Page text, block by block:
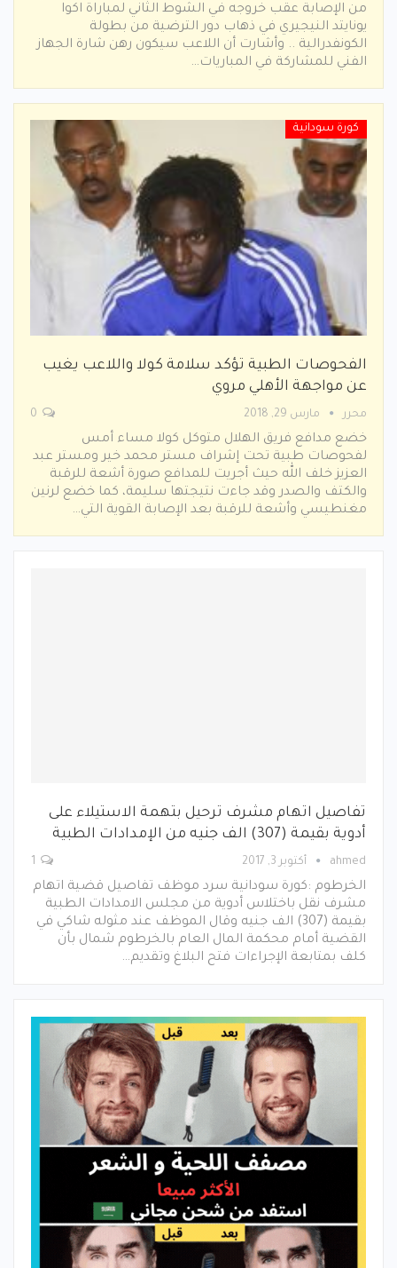
من الإصابة عقب خروجه في الشوط الثاني لمباراة اكوا
يونايتد النيجيري في ذهاب دور الترضية من بطولة
الكونفدرالية .. وأشارت أن اللاعب سيكون رهن شارة الجهاز
الفني للمشاركة في المباريات…
كورة سودانية
الفحوصات الطبية تؤكد سلامة كولا واللاعب يغيب
عن مواجهة الأهلي مروي
محرر مارس 29, 2018
خضع مدافع فريق الهلال متوكل كولا مساء أمس
لفحوصات طبية تحت إشراف مستر محمد خير ومستر عبد
العزيز خلف الله حيث أجريت للمدافع صورة أشعة للرقبة
والكتف والصدر وقد جاءت نتيجتها سليمة، كما خضع لرنين
مغنطيسي وأشعة للرقبة بعد الإصابة القوية التي…
تفاصيل اتهام مشرف ترحيل بتهمة الاستيلاء على
أدوية بقيمة (307) الف جنيه من الإمدادات الطبية
ahmed أكتوبر 3, 2017
الخرطوم :كورة سودانية سرد موظف تفاصيل قضية اتهام
مشرف نقل باختلاس أدوية من مجلس الامدادات الطبية
بقيمة (307) الف جنيه وقال الموظف عند مثوله شاكي في
القضية أمام محكمة المال العام بالخرطوم شمال بأن
كلف بمتابعة الإجراءات فتح البلاغ وتقديم…